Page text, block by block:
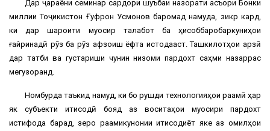
Дар ҷараёни семинар сардори шуъбаи назорати асъори Бонки
миллии Тоҷикистон Ғуфрон Усмонов баромад намуда, зикр кард,
ки дар шароити муосир талабот ба ҳисоббаробаркуниҳои
ғайринақдӣ рӯз ба рӯз афзоиш ёфта истодааст. Ташкилотҳои қарзӣ
дар татбиқ ва густариши чунин низоми пардохт саҳми назаррас
мегузоранд.
Номбурда таъкид намуд, ки бо рушди технологияҳои рақамӣ ҳар
як субъекти иқтисодӣ бояд аз воситаҳои муосири пардохт
истифода барад, зеро рақамикунонии иқтисодиёт яке аз омилҳои